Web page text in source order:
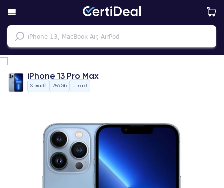
iPhone 13 Pro Max
Sierrablå 256 Gb Utmärkt